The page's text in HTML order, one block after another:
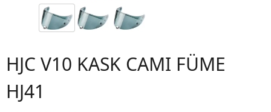
HJC V10 KASK CAMI FÜME
HJ41